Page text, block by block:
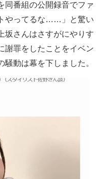
番組の公開録音でファ
やってるな……」と驚い
坂さんはさすがにやりす
謝罪をしたことをイベン
騒動は幕を下しました。